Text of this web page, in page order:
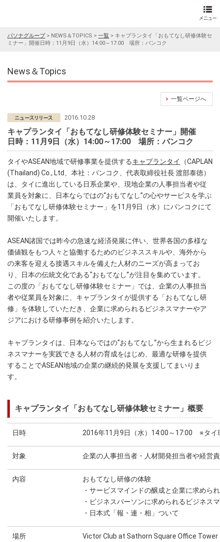
パソナグループ> NEWS＆TOPICS > 一覧 > キャプランタイ「おもてなし研修体験セ
ミナー」開催日時：11月9日（水）14:00～17:00 場所：バンコク
News＆Topics
一覧ページへ
2016.10.28
キャプランタイ「おもてなし研修体験セミナー」開催
日時：11月9日（水）14:00～17:00 場所：バンコク
タイやASEAN地域で研修事業を提供するキャプランタイ
（CAPLAN
(Thailand) Co., Ltd、本社：バンコク、代表取締役社長 渡部泰徳）
は、タイに進出している日系企業や、現地企業の人事担当者や従
業員を対象に、日本ならではの“おもてなし”の心やサービスを学ぶ
「おもてなし研修体験セミナー」を11月9日（水）にバンコクにて
開催いたします。
ASEAN諸国では昨今の急速な経済発展に伴い、世界各国の多様な
価値観をもつ人々と協働するためのビジネススキルや、海外から
の来客を迎える接遇スキルを備えた人材のニーズが高まってお
り、日本の伝統文化である“おもてなし”が注目を集めています。
この度の「おもてなし研修体験セミナー」では、企業の人事担当
者や従業員を対象に、キャプランタイが提供する「おもてなし研
修」を体験していただき、企業に求められるビジネスマナーやア
ジアにおける研修事例を紹介いたします。
キャプランタイは、日本ならではの“おもてなし”から生まれるビジ
ネスマナーを実践できる人材の育成をはじめ、最適な研修を提供
することでASEAN地域の企業の継続的発展を支援してまいりま
す。
キャプランタイ「おもてなし研修体験セミナー」概要
日時 2016年11月9日（水）14:00～17:00 ※タイ
対象 企業の人事担当者・人材開発担当者や経営
内容
おもてなし研修の体験
・サービスマインドの醸成と企業に求めら
・ビジネスパーソンに求められるビジネス
・日本式「報・連・相」ついて
場所
Victor Club at Sathorn Square Office Tower